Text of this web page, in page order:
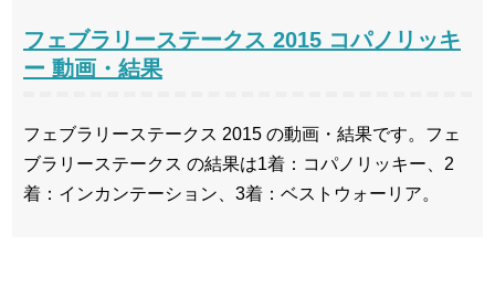
フェブラリーステークス 2015 コパノリッキ
ー 動画・結果
フェブラリーステークス 2015 の動画・結果です。フェ
ブラリーステークス の結果は1着：コパノリッキー、2
着：インカンテーション、3着：ベストウォーリア。